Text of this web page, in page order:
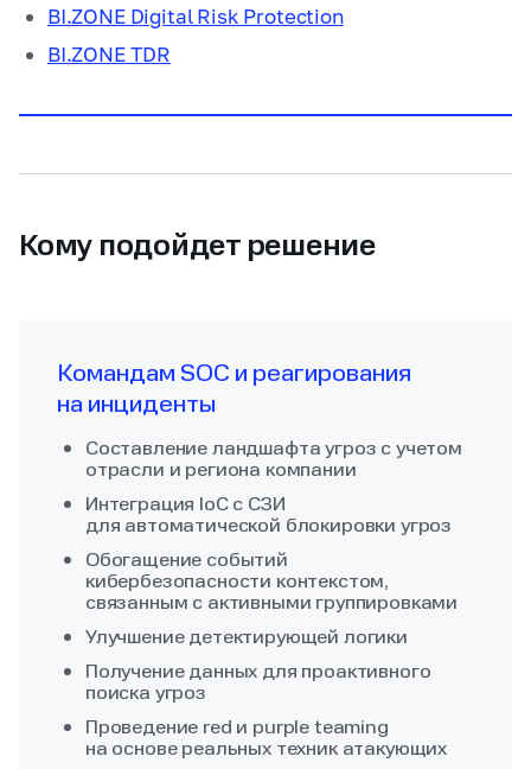
BI.ZONE Digital Risk Protection
BI.ZONE TDR
BI.ZONE Digital Risk Protection
BI.ZONE TDR
BI.ZONE Digital Risk Protection
BI.ZONE TDR
Кому подойдет решение
Командам SOC и реагирования
на инциденты
Составление ландшафта угроз с учетом
отрасли и региона компании
Интеграция IoC с СЗИ
для автоматической блокировки угроз
Обогащение событий
кибербезопасности контекстом,
связанным с активными группировками
Улучшение детектирующей логики
Получение данных для проактивного
поиска угроз
Проведение red и purple teaming
на основе реальных техник атакующих